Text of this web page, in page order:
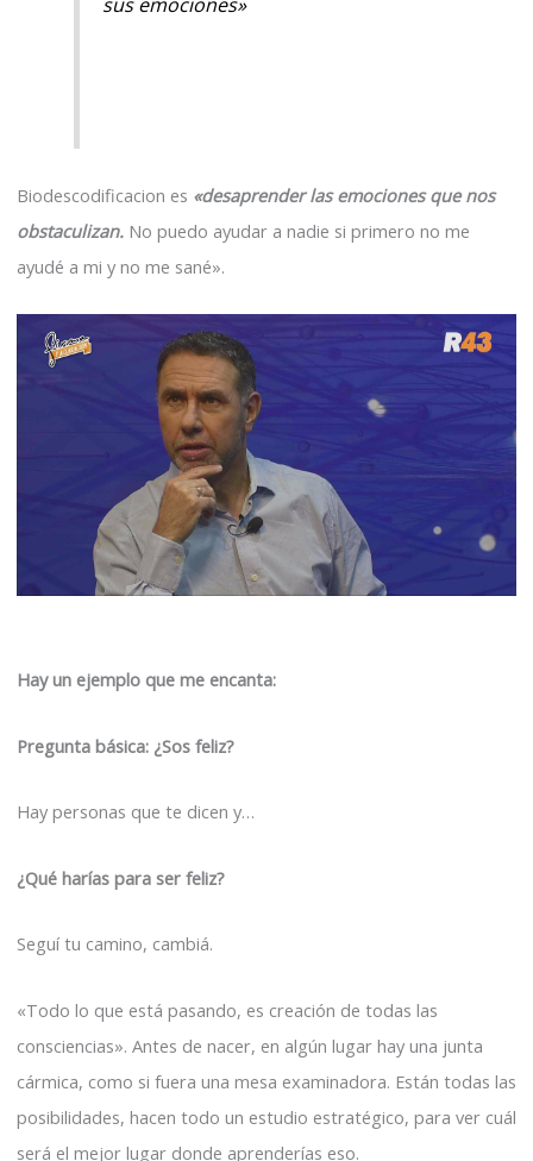
Biodescodificacion es «desaprender las emociones que nos
obstaculizan. No puedo ayudar a nadie si primero no me
ayudé a mi y no me sané».
Hay un ejemplo que me encanta:
Pregunta básica: ¿Sos feliz?
Hay personas que te dicen y…
¿Qué harías para ser feliz?
Seguí tu camino, cambiá.
«Todo lo que está pasando, es creación de todas las
consciencias». Antes de nacer, en algún lugar hay una junta
cármica, como si fuera una mesa examinadora. Están todas las
posibilidades, hacen todo un estudio estratégico, para ver cuál
será el mejor lugar donde aprenderías eso.